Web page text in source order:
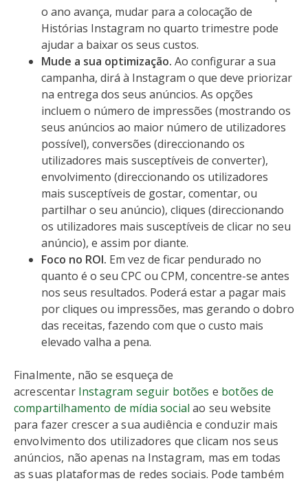
o ano avança, mudar para a colocação de
Histórias Instagram no quarto trimestre pode
ajudar a baixar os seus custos.
Mude a sua optimização. Ao configurar a sua
campanha, dirá à Instagram o que deve priorizar
na entrega dos seus anúncios. As opções
incluem o número de impressões (mostrando os
seus anúncios ao maior número de utilizadores
possível), conversões (direccionando os
utilizadores mais susceptíveis de converter),
envolvimento (direccionando os utilizadores
mais susceptíveis de gostar, comentar, ou
partilhar o seu anúncio), cliques (direccionando
os utilizadores mais susceptíveis de clicar no seu
anúncio), e assim por diante.
Foco no ROI. Em vez de ficar pendurado no
quanto é o seu CPC ou CPM, concentre-se antes
nos seus resultados. Poderá estar a pagar mais
por cliques ou impressões, mas gerando o dobro
das receitas, fazendo com que o custo mais
elevado valha a pena.
Finalmente, não se esqueça de
acrescentar Instagram seguir botões e botões de
compartilhamento de mídia social ao seu website
para fazer crescer a sua audiência e conduzir mais
envolvimento dos utilizadores que clicam nos seus
anúncios, não apenas na Instagram, mas em todas
as suas plataformas de redes sociais. Pode também